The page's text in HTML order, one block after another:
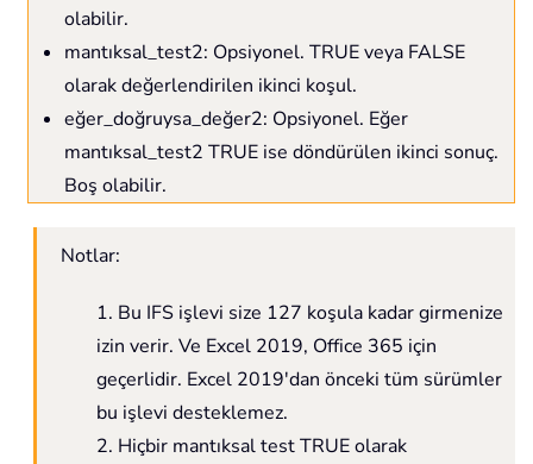
olabilir.
mantıksal_test2: Opsiyonel. TRUE veya FALSE
olarak değerlendirilen ikinci koşul.
eğer_doğruysa_değer2: Opsiyonel. Eğer
mantıksal_test2 TRUE ise döndürülen ikinci sonuç.
Boş olabilir.
Notlar:
1. Bu IFS işlevi size 127 koşula kadar girmenize
izin verir. Ve Excel 2019, Office 365 için
geçerlidir. Excel 2019'dan önceki tüm sürümler
bu işlevi desteklemez.
2. Hiçbir mantıksal test TRUE olarak